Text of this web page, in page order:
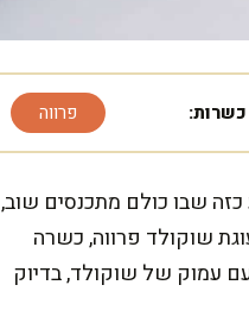
כשרות: פרווה
שבו כולם מתכנסים שוב,
שוקולד פרווה, כשרה
עמוק של שוקולד, בדיוק